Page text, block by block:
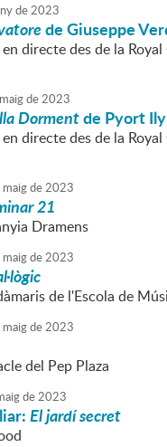
de2023
de Giuseppe
directe des de la
maigde2023
Dormentde Pyort
directe des de la
maigde2023
21
Dramens
maigde2023
de l'Escola de
maigde2023
del Pep Plaza
de2023
El jardí secret